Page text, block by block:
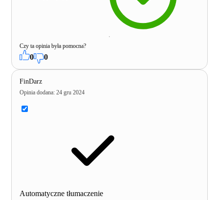
Czy ta opinia była pomocna?
0 0
FinDarz
Opinia dodana: 24 gru 2024
Automatyczne tłumaczenie